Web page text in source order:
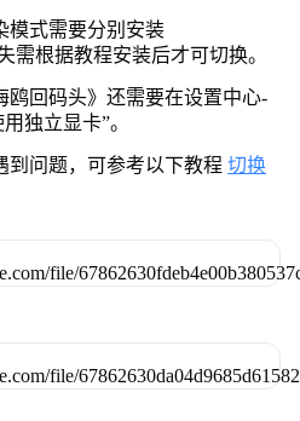
模式需要分别安装
需根据教程安装后才可切换。
鸥回码头》还需要在设置中心-
独立显卡”。
到问题，可参考以下教程 切换